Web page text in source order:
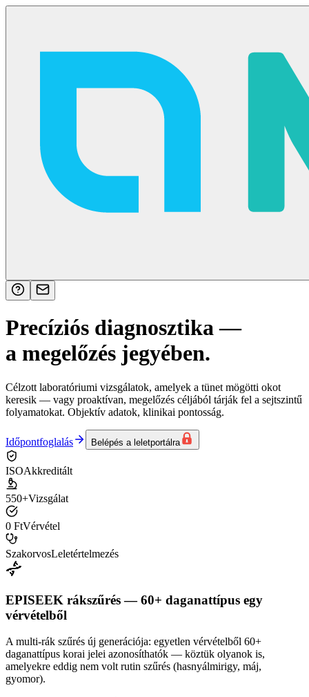
Precíziós diagnosztika —
a megelőzés jegyében.
Célzott laboratóriumi vizsgálatok, amelyek a tünet mögötti okot
keresik — vagy proaktívan, megelőzés céljából tárják fel a sejtszintű
folyamatokat. Objektív adatok, klinikai pontosság.
Időpontfoglalás Belépés a leletportálra
ISOAkkreditált
550+Vizsgálat
0 FtVérvétel
SzakorvosLeletértelmezés
EPISEEK rákszűrés — 60+ daganattípus egy
vérvételből
A multi-rák szűrés új generációja: egyetlen vérvételből 60+
daganattípus korai jelei azonosíthatók — köztük olyanok is,
amelyekre eddig nem volt rutin szűrés (hasnyálmirigy, máj,
gyomor).